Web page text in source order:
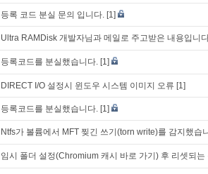
등록 코드 분실 문의 입니다. [1]
Ultra RAMDisk 개발자님과 메일로 주고받은 내용입니
등록코드를 분실했습니다. [1]
DIRECT I/O 설정시 윈도우 시스템 이미지 오류 [1]
등록코드를 분실했습니다. [1]
Ntfs가 볼륨에서 MFT 찢긴 쓰기(torn write)를 감지했습
임시 폴더 설정(Chromium 캐시 바로 가기) 후 리셋되는